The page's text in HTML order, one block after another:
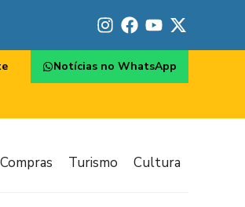
Notícias no WhatsApp
Compras Turismo Cultura